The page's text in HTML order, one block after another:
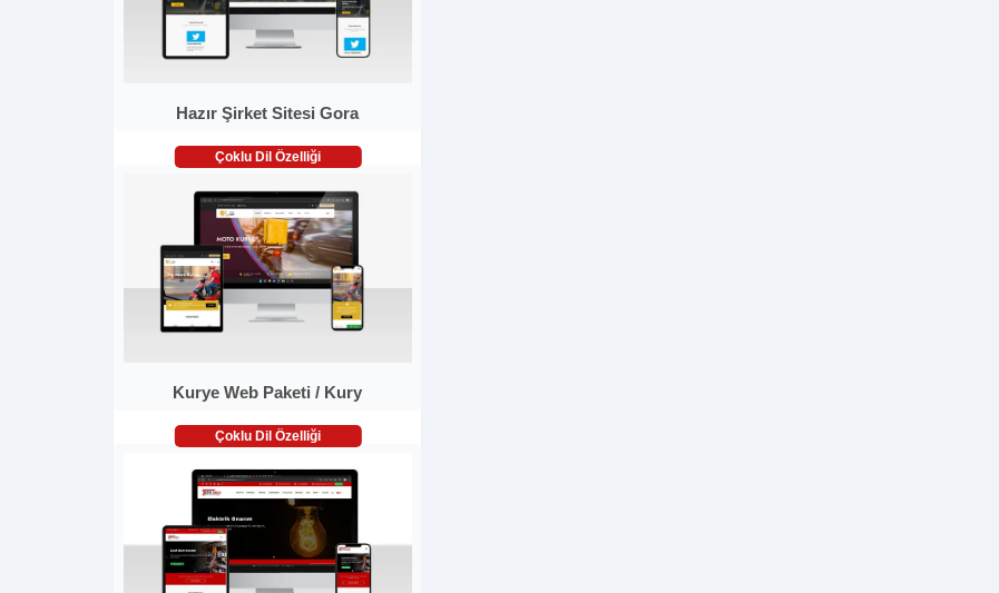
Hazır Şirket Sitesi Gora
Çoklu Dil Özelliği
Kurye Web Paketi / Kury
Çoklu Dil Özelliği